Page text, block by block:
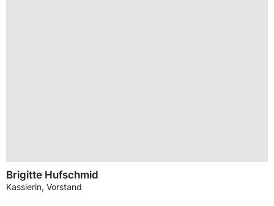
Brigitte Hufschmid
Kassierin, Vorstand